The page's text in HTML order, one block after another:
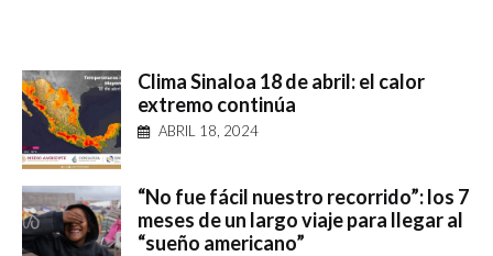
Clima Sinaloa 18 de abril: el calor
extremo continúa
ABRIL 18, 2024
“No fue fácil nuestro recorrido”: los 7
meses de un largo viaje para llegar al
“sueño americano”